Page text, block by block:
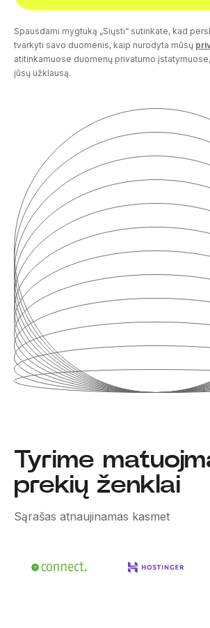
Spausdami mygtuką „Siųsti“ sutinkate, kad
tvarkyti savo duomenis, kaip nurodyta mūsų
atitinkamuose duomenų privatumo
jūsų užklausą.
Tyrime
prekių ženklai
Sąrašas atnaujinamas kasmet